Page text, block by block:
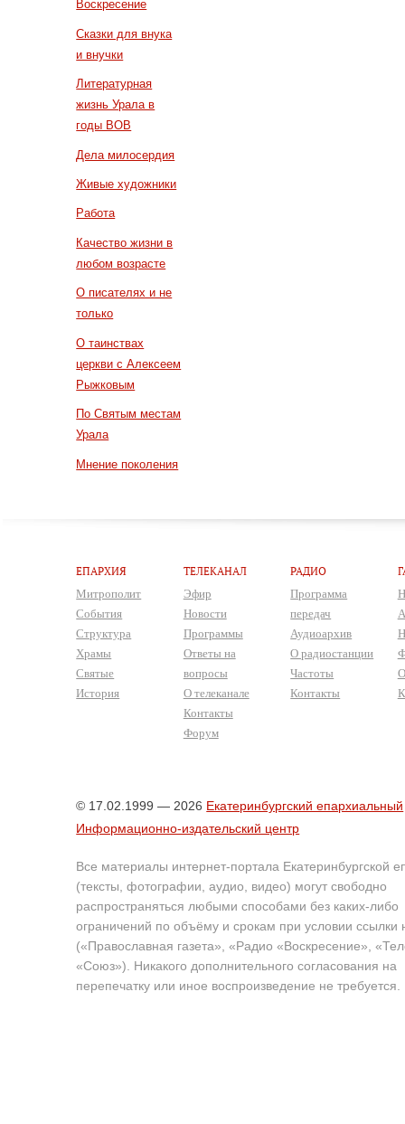
Воскресение
Сказки для внука
и внучки
Литературная
жизнь Урала в
годы ВОВ
Дела милосердия
Живые художники
Работа
Качество жизни в
любом возрасте
О писателях и не
только
О таинствах
церкви с Алексеем
Рыжковым
По Святым местам
Урала
Мнение поколения
ЕПАРХИЯ
Митрополит
События
Структура
Храмы
Святые
История
ТЕЛЕКАНАЛ
Эфир
Новости
Программы
Ответы на
вопросы
О телеканале
Контакты
Форум
РАДИО
Программа
передач
Аудиоархив
О радиостанции
Частоты
Контакты
© 17.02.1999 — 2026 Екатеринбургский епархиальный
Информационно-издательский центр
Все материалы интернет-портала Екатеринбургской
(тексты, фотографии, аудио, видео) могут свободно
распространяться любыми способами без каких-либо
ограничений по объёму и срокам при условии ссылки
(«Православная газета», «Радио «Воскресение»,
«Союз»). Никакого дополнительного согласования на
перепечатку или иное воспроизведение не требуется.